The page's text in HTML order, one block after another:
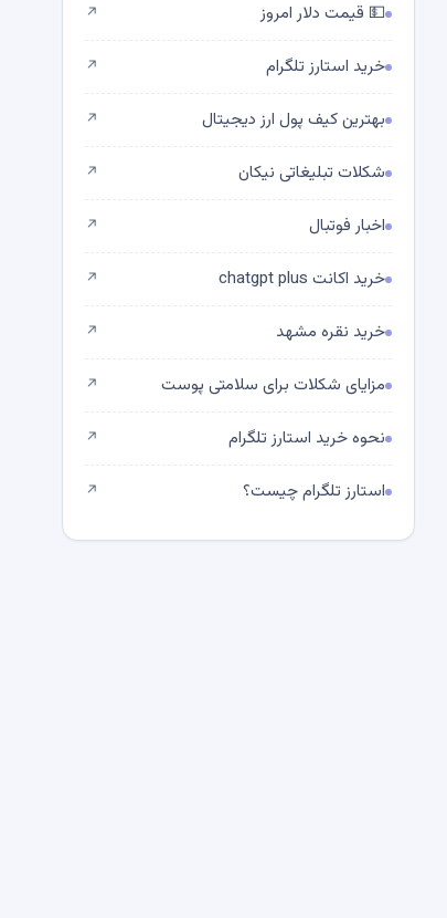
💵 قیمت دلار امروز ↗
خرید استارز تلگرام ↗
بهترین کیف پول ارز دیجیتال ↗
شکلات تبلیغاتی نیکان ↗
اخبار فوتبال ↗
خرید اکانت chatgpt plus ↗
خرید نقره مشهد ↗
مزایای شکلات برای سلامتی پوست ↗
نحوه خرید استارز تلگرام ↗
استارز تلگرام چیست؟ ↗